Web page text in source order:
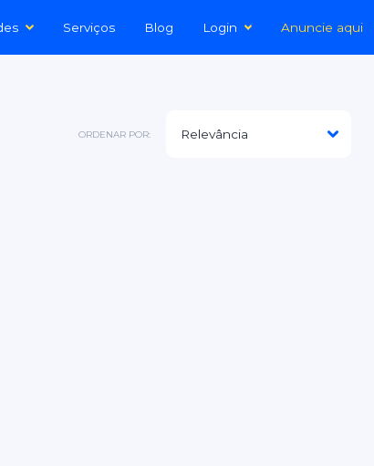
Serviços Blog Login Anuncie aqui
ORDENAR POR: